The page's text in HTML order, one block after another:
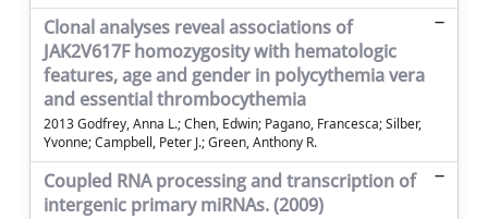
Clonal analyses reveal associations of
JAK2V617F homozygosity with hematologic
features, age and gender in polycythemia vera
and essential thrombocythemia
2013 Godfrey, Anna L.; Chen, Edwin; Pagano, Francesca; Silber,
Yvonne; Campbell, Peter J.; Green, Anthony R.
Coupled RNA processing and transcription of
intergenic primary miRNAs. (2009)